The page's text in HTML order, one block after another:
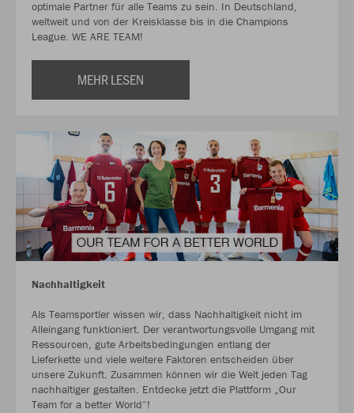
optimale Partner für alle Teams zu sein. In Deutschland,
weltweit und von der Kreisklasse bis in die Champions
League. WE ARE TEAM!
MEHR LESEN
Nachhaltigkeit
Als Teamsportler wissen wir, dass Nachhaltigkeit nicht im
Alleingang funktioniert. Der verantwortungsvolle Umgang mit
Ressourcen, gute Arbeitsbedingungen entlang der
Lieferkette und viele weitere Faktoren entscheiden über
unsere Zukunft. Zusammen können wir die Welt jeden Tag
nachhaltiger gestalten. Entdecke jetzt die Plattform „Our
Team for a better World“!